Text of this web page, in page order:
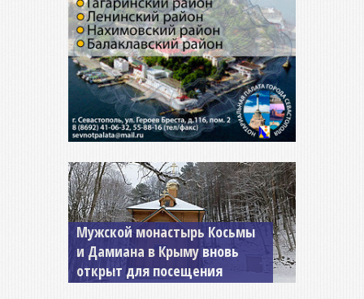
Мужской монастырь Косьмы
и Дамиана в Крыму вновь
открыт для посещения